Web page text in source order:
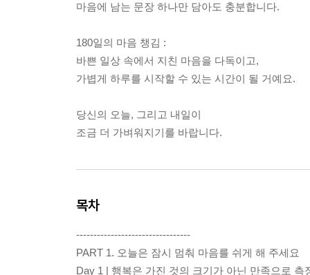
마음에 남는 문장 하나만 담아도 충분합니다.
180일의 마음 챙김 :
바쁜 일상 속에서 지친 마음을 다독이고,
가볍게 하루를 시작할 수 있는 시간이 될 거예요.
당신의 오늘, 그리고 내일이
조금 더 가벼워지기를 바랍니다.
목차
---------------------------------
PART 1. 오늘은 잠시 멈춰 마음를 쉬게 해 주세요
Day 1 | 행복은 가진 것의 크기가 아닌 만족으로 측